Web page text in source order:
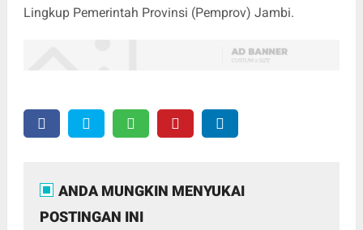
Lingkup Pemerintah Provinsi (Pemprov) Jambi.
ANDA MUNGKIN MENYUKAI
POSTINGAN INI